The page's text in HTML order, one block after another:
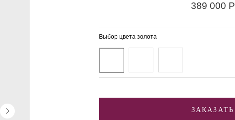
389 000 Р
Выбор цвета золота
ЗАКАЗАТЬ